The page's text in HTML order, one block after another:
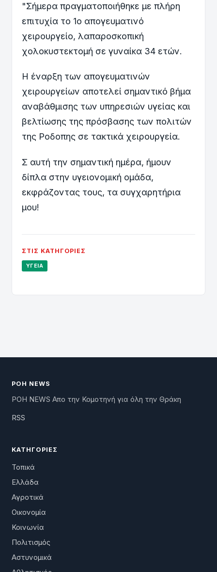
"Σήμερα πραγματοποιήθηκε με πλήρη
επιτυχία το 1ο απογευματινό
χειρουργείο, λαπαροσκοπική
χολοκυστεκτομή σε γυναίκα 34 ετών.
Η έναρξη των απογευματινών
χειρουργείων αποτελεί σημαντικό βήμα
αναβάθμισης των υπηρεσιών υγείας και
βελτίωσης της πρόσβασης των πολιτών
της Ροδοπης σε τακτικά χειρουργεία.
Σ αυτή την σημαντική ημέρα, ήμουν
δίπλα στην υγειονομική ομάδα,
εκφράζοντας τους, τα συγχαρητήρια
μου!
ΣΤΙΣ ΚΑΤΗΓΟΡΊΕΣ
ΥΓΕΊΑ
ΡΟΗ NEWS
ΡΟΗ NEWS Απο την Κομοτηνή για όλη την Θράκη
RSS
ΚΑΤΗΓΟΡΊΕΣ
Τοπικά
Ελλάδα
Αγροτικά
Οικονομία
Κοινωνία
Πολιτισμός
Αστυνομικά